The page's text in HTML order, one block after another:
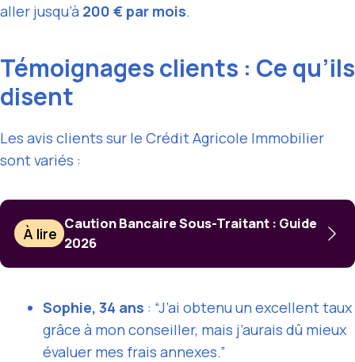
aller jusqu’à 200 € par mois.
Témoignages clients : Ce qu’ils
disent
Les avis clients sur le Crédit Agricole Immobilier
sont variés :
À lire
Caution Bancaire Sous-Traitant : Guide
2026
Sophie, 34 ans : “J’ai obtenu un excellent taux
grâce à mon conseiller, mais j’aurais dû mieux
évaluer mes frais annexes.”